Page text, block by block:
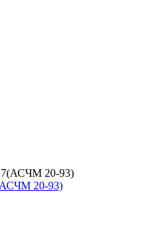
20-93)